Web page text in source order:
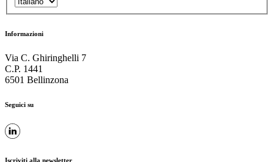
Informazioni
Via C. Ghiringhelli 7
C.P. 1441
6501 Bellinzona
Seguici su
Iscriviti alla newsletter